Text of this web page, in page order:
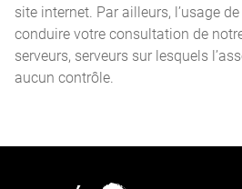
site internet. Par ailleurs, l’usage
conduire votre consultation de
serveurs, serveurs sur lesquels
aucun contrôle.